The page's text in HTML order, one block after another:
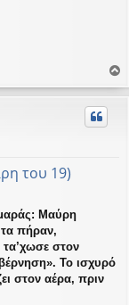
ρ
του 19)
Μαύρη
πήραν,
στον
Το ισχυρό
στον αέρα, πριν